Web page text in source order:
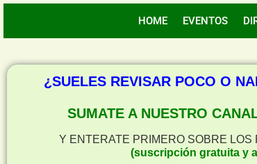
HOME EVENTOS
¿SUELES REVISAR POCO O
SUMATE A NUESTRO
Y ENTERATE PRIMERO SOBRE LOS
(suscripción gratuita y